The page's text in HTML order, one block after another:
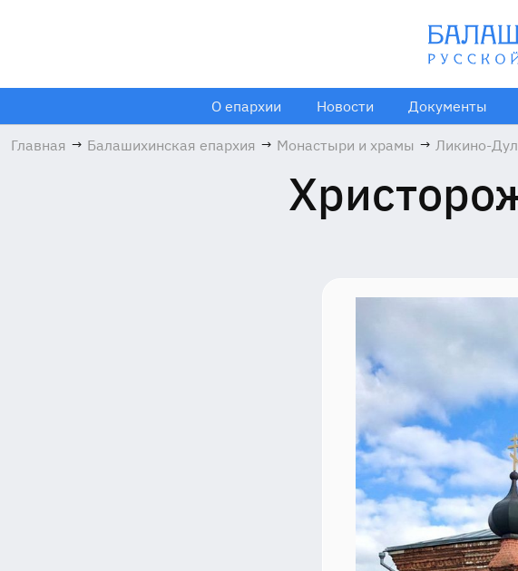
О епархии Новости Документы
Главная → Балашихинская епархия → Монастыри и храмы → Ликино-